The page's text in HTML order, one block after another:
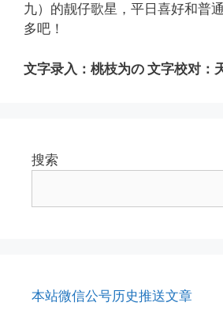
九）的靓仔歌星，平日喜好和普
多吧！
文字录入：桃枝为の 文字校对：
搜索
本站微信公号历史推送文章